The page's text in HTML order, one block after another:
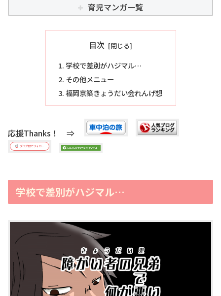
育児マンガ一覧
目次
学校で差別がハジマル…
その他メニュー
福岡京築きょうだい会れんげ想
応援Thanks！ ⇒
学校で差別がハジマル…